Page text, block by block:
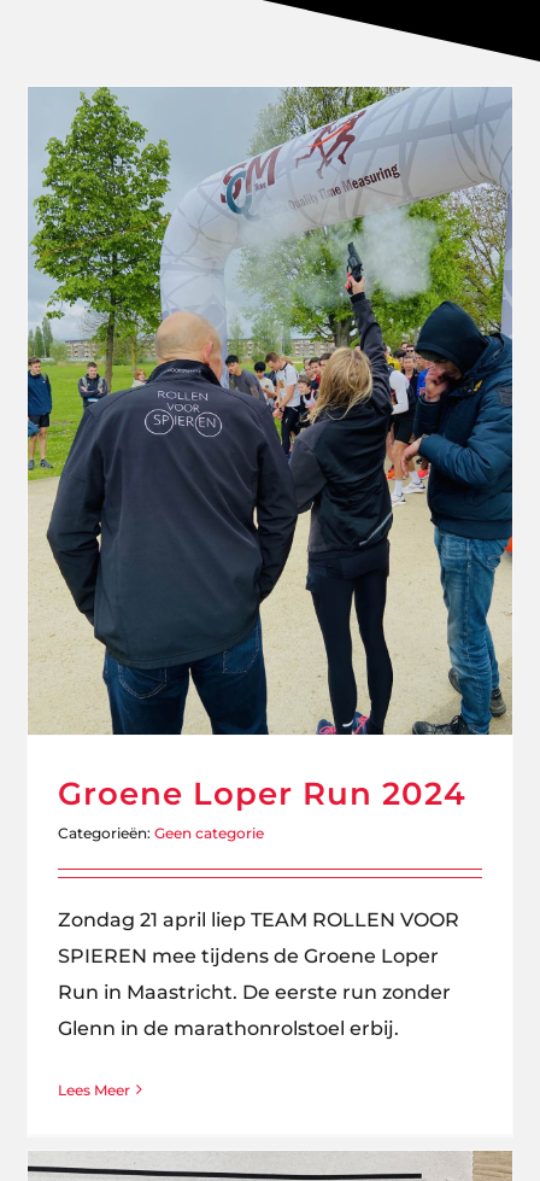
Groene Loper Run 2024
Categorieën:Geen categorie
Zondag 21 april liep TEAM ROLLEN VOOR
SPIEREN mee tijdens de Groene Loper
Run in Maastricht. De eerste run zonder
Glenn in de marathonrolstoel erbij.
Lees Meer